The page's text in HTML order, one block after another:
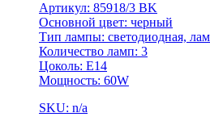
Артикул: 85918/3 BK
Основной цвет: черный
Тип лампы: светодиодная,
Количество ламп: 3
Цоколь: Е14
Мощность: 60W
SKU: n/a